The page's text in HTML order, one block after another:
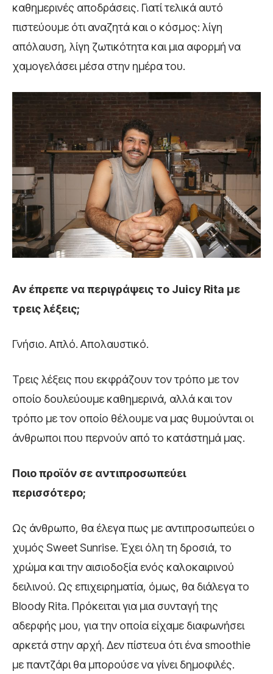
καθημερινές αποδράσεις. Γιατί τελικά αυτό
πιστεύουμε ότι αναζητά και ο κόσμος: λίγη
απόλαυση, λίγη ζωτικότητα και μια αφορμή να
χαμογελάσει μέσα στην ημέρα του.
Αν έπρεπε να περιγράψεις το Juicy Rita με
τρεις λέξεις;
Γνήσιο. Απλό. Απολαυστικό.
Τρεις λέξεις που εκφράζουν τον τρόπο με τον
οποίο δουλεύουμε καθημερινά, αλλά και τον
τρόπο με τον οποίο θέλουμε να μας θυμούνται οι
άνθρωποι που περνούν από το κατάστημά μας.
Ποιο προϊόν σε αντιπροσωπεύει
περισσότερο;
Ως άνθρωπο, θα έλεγα πως με αντιπροσωπεύει ο
χυμός Sweet Sunrise. Έχει όλη τη δροσιά, το
χρώμα και την αισιοδοξία ενός καλοκαιρινού
δειλινού. Ως επιχειρηματία, όμως, θα διάλεγα το
Bloody Rita. Πρόκειται για μια συνταγή της
αδερφής μου, για την οποία είχαμε διαφωνήσει
αρκετά στην αρχή. Δεν πίστευα ότι ένα smoothie
με παντζάρι θα μπορούσε να γίνει δημοφιλές.